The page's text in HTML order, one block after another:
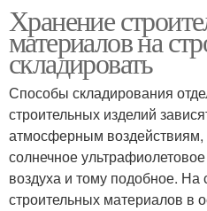
Хранение
материалов на
складировать
Способы складирования
строительных изделий
атмосферным воздействиям,
солнечное
воздуха и тому подобное.
строительных материалов в